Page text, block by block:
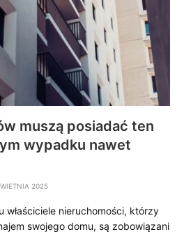
muszą posiadać ten
wypadku nawet
2025
właściciele nieruchomości, którzy
swojego domu, są zobowiązani